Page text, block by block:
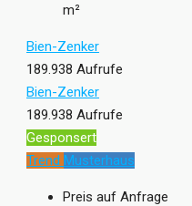
m²
Bien-Zenker
189.938 Aufrufe
Bien-Zenker
189.938 Aufrufe
Gesponsert
Trend Musterhaus
Preis auf Anfrage